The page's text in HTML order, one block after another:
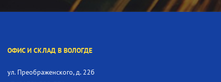
ОФИС И СКЛАД В ВОЛОГДЕ
ул. Преображенского, д. 22б